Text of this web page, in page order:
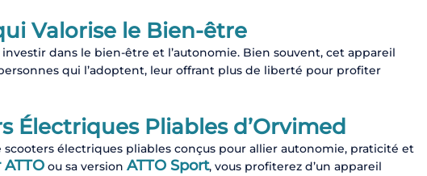
Valorise le Bien-être
dans le bien-être et l’autonomie. Bien souvent, cet appareil
qui l’adoptent, leur offrant plus de liberté pour profiter
Électriques Pliables d’Orvimed
électriques pliables conçus pour allier autonomie, praticité et
ou sa version ATTO Sport, vous profiterez d’un appareil